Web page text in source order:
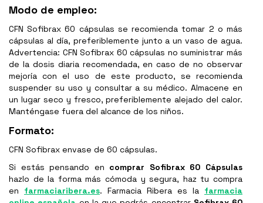
Modo de empleo:
CFN Sofibrax 60 cápsulas se recomienda tomar 2 o más
cápsulas al día, preferiblemente junto a un vaso de agua.
Advertencia: CFN Sofibrax 60 cápsulas no suministrar más
de la dosis diaria recomendada, en caso de no observar
mejoría con el uso de este producto, se recomienda
suspender su uso y consultar a su médico. Almacene en
un lugar seco y fresco, preferiblemente alejado del calor.
Manténgase fuera del alcance de los niños.
Formato:
CFN Sofibrax envase de 60 cápsulas.
Si estás pensando en comprar
Sofibrax 60 Cápsulas
hazlo de la forma más cómoda y segura, haz tu compra
en farmaciaribera.es. Farmacia Ribera es la farmacia